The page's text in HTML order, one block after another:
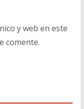
y web en este
comente.